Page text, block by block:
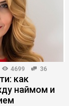
4699 36
как
наймом и